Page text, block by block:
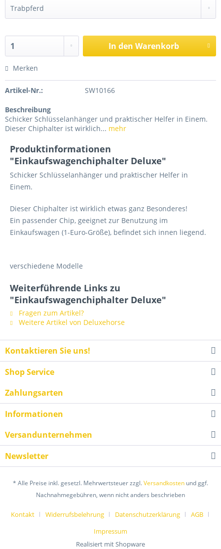
In den Warenkorb
Merken
Artikel-Nr.: SW10166
Beschreibung
Schicker Schlüsselanhänger und praktischer Helfer in Einem.
Dieser Chiphalter ist wirklich... mehr
Produktinformationen
"Einkaufswagenchiphalter Deluxe"
Schicker Schlüsselanhänger und praktischer Helfer in
Einem.
Dieser Chiphalter ist wirklich etwas ganz Besonderes!
Ein passender Chip, geeignet zur Benutzung im
Einkaufswagen (1-Euro-Größe), befindet sich innen liegend.
verschiedene Modelle
Weiterführende Links zu
"Einkaufswagenchiphalter Deluxe"
Fragen zum Artikel?
Weitere Artikel von Deluxehorse
Kontaktieren Sie uns!
Shop Service
Zahlungsarten
Informationen
Versandunternehmen
Newsletter
* Alle Preise inkl. gesetzl. Mehrwertsteuer zzgl.Versandkosten und ggf.
Nachnahmegebühren, wenn nicht anders beschrieben
Kontakt Widerrufsbelehrung Datenschutzerklärung
AGB
Impressum
Realisiert mit Shopware